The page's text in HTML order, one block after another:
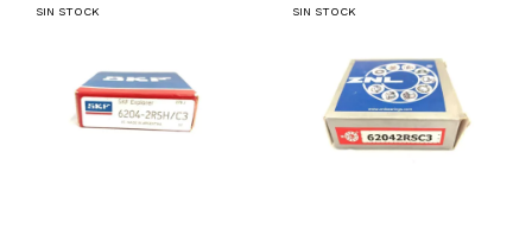
SIN STOCK SIN STOCK